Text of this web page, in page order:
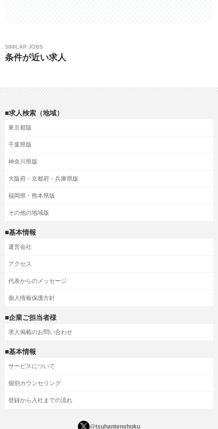
SIMILAR JOBS
条件が近い求人
■求人検索（地域）
東京都版
千葉県版
神奈川県版
大阪府・京都府・兵庫県版
福岡県・熊本県版
その他の地域版
■基本情報
運営会社
アクセス
代表からのメッセージ
個人情報保護方針
■企業ご担当者様
求人掲載のお問い合わせ
■基本情報
サービスについて
個別カウンセリング
登録から入社までの流れ
@tsuhantenshoku